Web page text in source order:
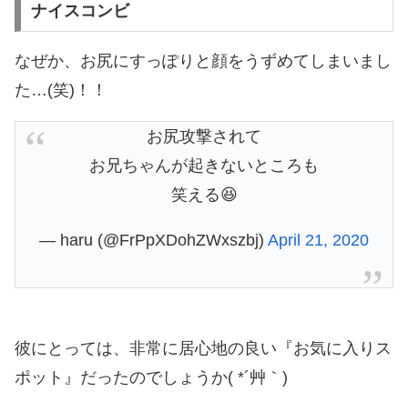
ナイスコンビ
なぜか、お尻にすっぽりと顔をうずめてしまいまし
た…(笑)！！
お尻攻撃されて
お兄ちゃんが起きないところも
笑える😆
— haru (@FrPpXDohZWxszbj) April 21, 2020
彼にとっては、非常に居心地の良い『お気に入りス
ポット』だったのでしょうか( *´艸｀)